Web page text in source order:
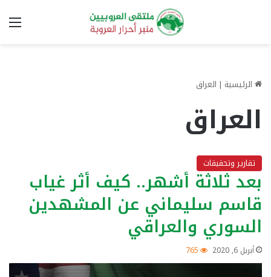
الرئيسية | العراق
العراق
تقارير وتحقيقات
بعد ثلاثة أشهر.. كيف أثر غياب
قاسم سليماني عن المشهدين
السوري والعراقي
أبريل 6, 2020 765